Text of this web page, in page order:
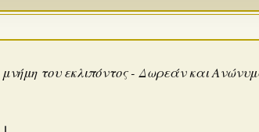
του εκλιπόντος - Δωρεάν και